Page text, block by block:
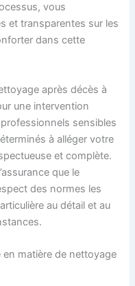
vous
et transparentes sur les
dans cette
après décès à
une intervention
sensibles
à alléger votre
et complète.
que le
des normes les
au détail et au
en matière de nettoyage